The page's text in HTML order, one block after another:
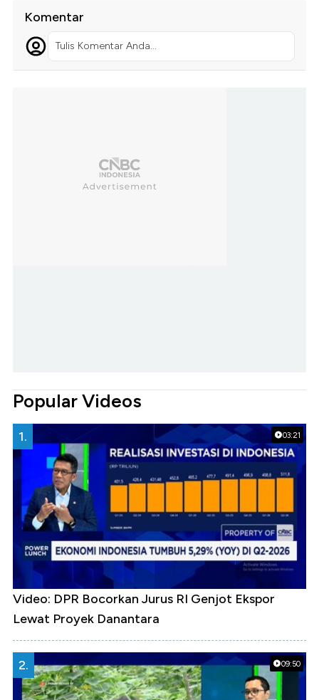
Komentar
Tulis Komentar Anda...
Popular Videos
03:21
1.
Video: DPR Bocorkan Jurus RI Genjot Ekspor
Lewat Proyek Danantara
09:50
2.